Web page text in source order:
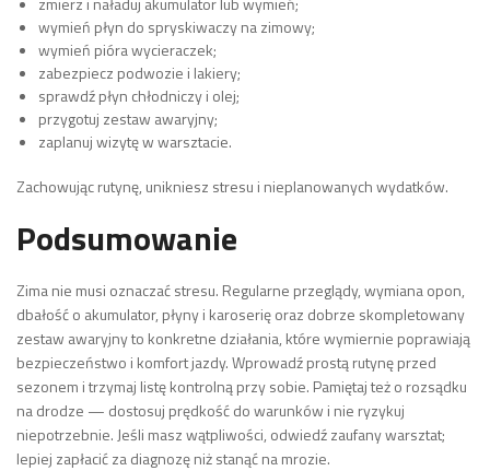
wymień płyn do spryskiwaczy na zimowy;
wymień pióra wycieraczek;
zabezpiecz podwozie i lakiery;
sprawdź płyn chłodniczy i olej;
przygotuj zestaw awaryjny;
zaplanuj wizytę w warsztacie.
Zachowując rutynę, unikniesz stresu i nieplanowanych wydatków.
Podsumowanie
Zima nie musi oznaczać stresu. Regularne przeglądy, wymiana opon,
dbałość o akumulator, płyny i karoserię oraz dobrze skompletowany
zestaw awaryjny to konkretne działania, które wymiernie poprawiają
bezpieczeństwo i komfort jazdy. Wprowadź prostą rutynę przed
sezonem i trzymaj listę kontrolną przy sobie. Pamiętaj też o rozsądku
na drodze — dostosuj prędkość do warunków i nie ryzykuj
niepotrzebnie. Jeśli masz wątpliwości, odwiedź zaufany warsztat;
lepiej zapłacić za diagnozę niż stanąć na mrozie.